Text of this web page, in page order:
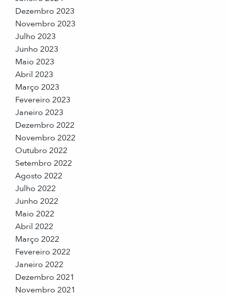
Dezembro 2023
Novembro 2023
Julho 2023
Junho 2023
Maio 2023
Abril 2023
Março 2023
Fevereiro 2023
Janeiro 2023
Dezembro 2022
Novembro 2022
Outubro 2022
Setembro 2022
Agosto 2022
Julho 2022
Junho 2022
Maio 2022
Abril 2022
Março 2022
Fevereiro 2022
Janeiro 2022
Dezembro 2021
Novembro 2021